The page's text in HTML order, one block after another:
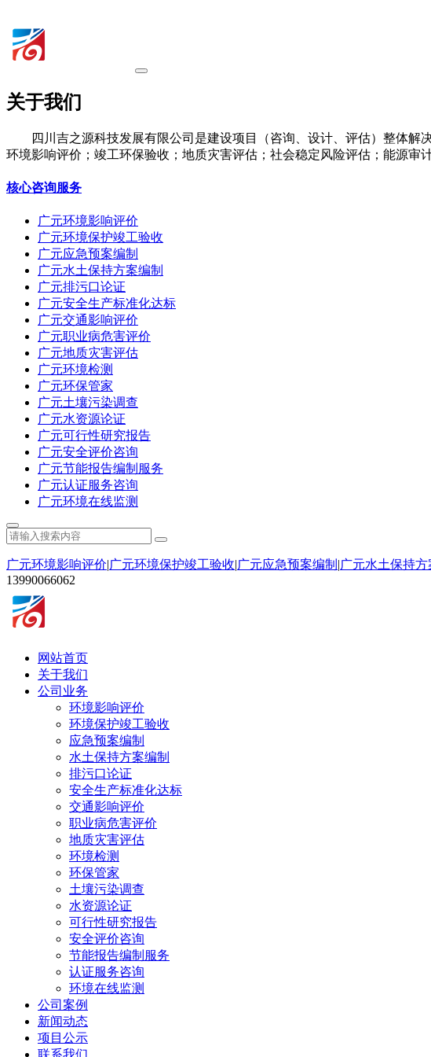
关于我们
四川吉之源科技发展有限公司是建设项目（咨询、设计、评估）整体
环境影响评价；竣工环保验收；地质灾害评估；社会稳定风险评估；能源审
核心咨询服务
广元环境影响评价
广元环境保护竣工验收
广元应急预案编制
广元水土保持方案编制
广元排污口论证
广元安全生产标准化达标
广元交通影响评价
广元职业病危害评价
广元地质灾害评估
广元环境检测
广元环保管家
广元土壤污染调查
广元水资源论证
广元可行性研究报告
广元安全评价咨询
广元节能报告编制服务
广元认证服务咨询
广元环境在线监测
广元环境影响评价|广元环境保护竣工验收|广元应急预案编制 |广元水土保持方
13990066062
网站首页
关于我们
公司业务
环境影响评价
环境保护竣工验收
应急预案编制
水土保持方案编制
排污口论证
安全生产标准化达标
交通影响评价
职业病危害评价
地质灾害评估
环境检测
环保管家
土壤污染调查
水资源论证
可行性研究报告
安全评价咨询
节能报告编制服务
认证服务咨询
环境在线监测
公司案例
新闻动态
项目公示